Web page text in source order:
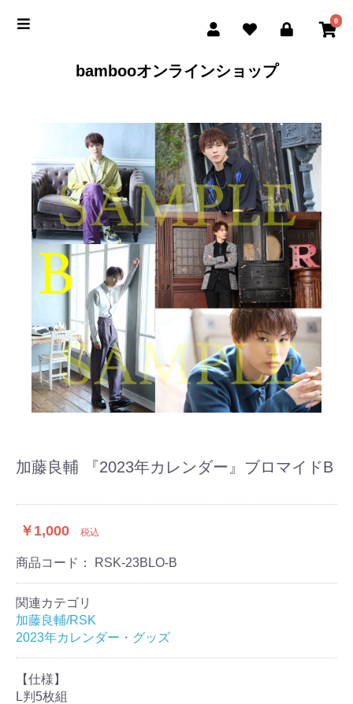
0
bambooオンラインショップ
加藤良輔 『2023年カレンダー』ブロマイドB
￥1,000 税込
商品コード： RSK-23BLO-B
関連カテゴリ
加藤良輔/RSK
2023年カレンダー・グッズ
【仕様】
L判5枚組